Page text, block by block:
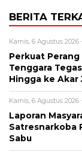
BERITA
Kamis, 6 Agustus 2026
Perkuat
Tenggara
Hingga ke Akar
Kamis, 6 Agustus 2026
Laporan
Satresnarkoba
Sabu